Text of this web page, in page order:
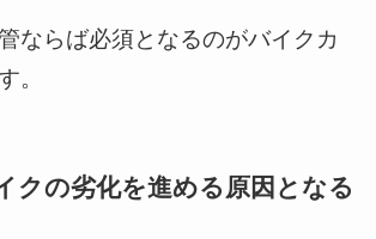
ならば必須となるのがバイクカ
。
クの劣化を進める原因となる